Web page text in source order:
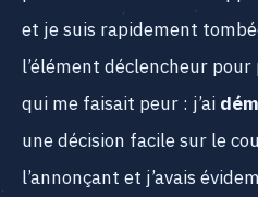
et je suis rapidement
l’élément déclencheur
qui me faisait peur : j’ai
une décision facile sur le
l’annonçant et j’avais